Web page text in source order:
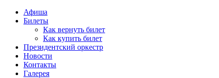
Афиша
Билеты
Как вернуть билет
Как купить билет
Президентский оркестр
Новости
Контакты
Галерея